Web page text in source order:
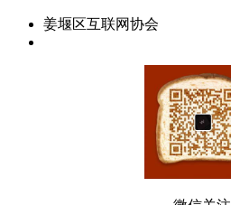
姜堰区互联网协会